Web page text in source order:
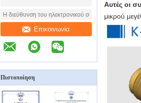
Επικοινωνία
Πιστοποίηση
Αυτές οι
μικρού